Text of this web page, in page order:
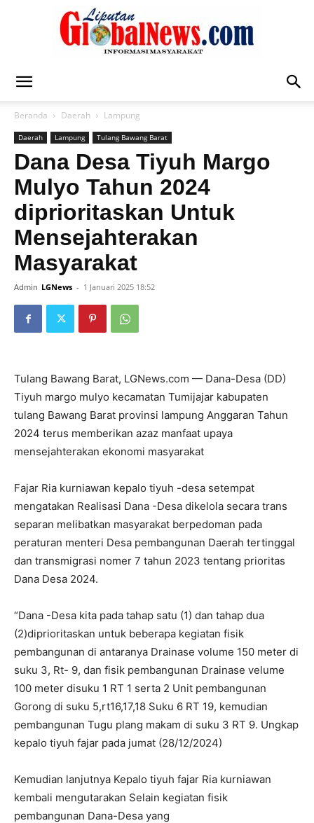
Global
News
Beranda Daerah Lampung
Daerah Lampung Tulang Bawang Barat
Dana Desa Tiyuh Margo
Mulyo Tahun 2024
diprioritaskan Untuk
Mensejahterakan
Masyarakat
Admin LGNews - 1 Januari 2025 18:52
Tulang Bawang Barat, LGNews.com — Dana-Desa (DD)
Tiyuh margo mulyo kecamatan Tumijajar kabupaten
tulang Bawang Barat provinsi lampung Anggaran Tahun
2024 terus memberikan azaz manfaat upaya
mensejahterakan ekonomi masyarakat
Fajar Ria kurniawan kepalo tiyuh -desa setempat
mengatakan Realisasi Dana -Desa dikelola secara trans
separan melibatkan masyarakat berpedoman pada
peraturan menteri Desa pembangunan Daerah tertinggal
dan transmigrasi nomer 7 tahun 2023 tentang prioritas
Dana Desa 2024.
“Dana -Desa kita pada tahap satu (1) dan tahap dua
(2)diprioritaskan untuk beberapa kegiatan fisik
pembangunan di antaranya Drainase volume 150 meter di
suku 3, Rt- 9, dan fisik pembangunan Drainase velume
100 meter disuku 1 RT 1 serta 2 Unit pembangunan
Gorong di suku 5,rt16,17,18 Suku 6 RT 19, kemudian
pembangunan Tugu plang makam di suku 3 RT 9. Ungkap
kepalo tiyuh fajar pada jumat (28/12/2024)
Kemudian lanjutnya Kepalo tiyuh fajar Ria kurniawan
kembali mengutarakan Selain kegiatan fisik
pembangunan Dana-Desa yang